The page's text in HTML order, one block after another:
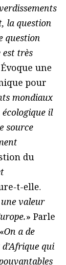
la question
question
est très
Évoque une
pour
mondiaux
il
source
du
t-elle.
une valeur
» Parle
On a de
qui